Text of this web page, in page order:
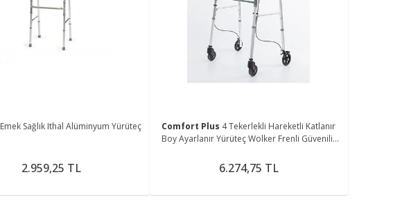
Emek Sağlık Ithal Alüminyum Yürüteç
2.959,25 TL
Comfort Plus 4 Tekerlekli Hareketli Katlanır
Boy Ayarlanır Yürüteç Wolker Frenli Güvenilir
6.274,75 TL